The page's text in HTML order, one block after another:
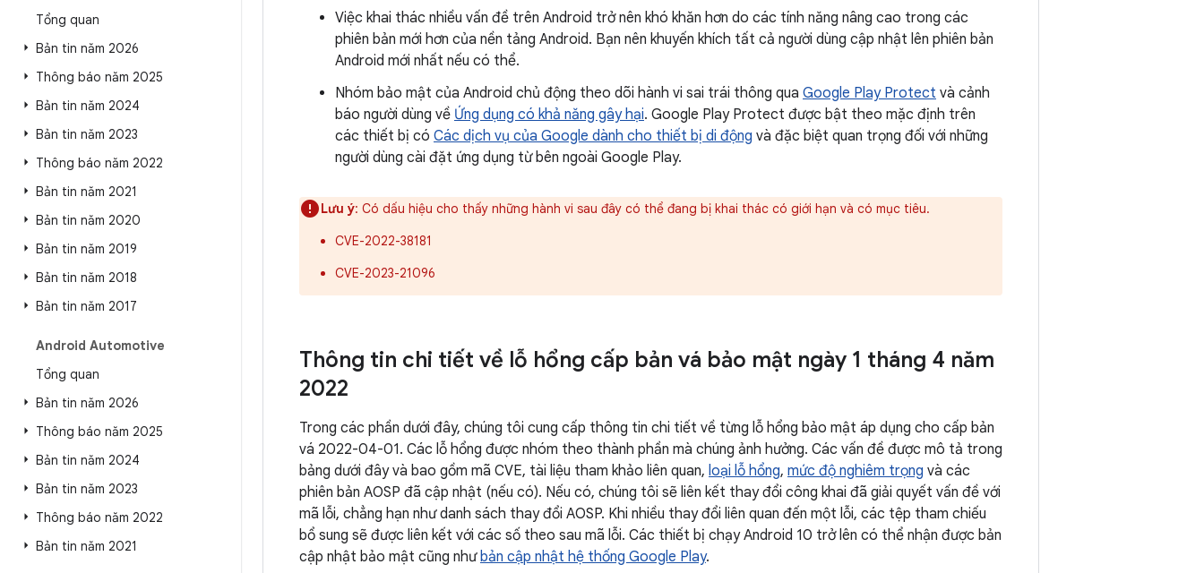
Tổng quan
Bản tin năm 2026
Thông báo năm 2025
Bản tin năm 2024
Bản tin năm 2023
Thông báo năm 2022
Bản tin năm 2021
Bản tin năm 2020
Bản tin năm 2019
Bản tin năm 2018
Bản tin năm 2017
Android Automotive
Tổng quan
Bản tin năm 2026
Thông báo năm 2025
Bản tin năm 2024
Bản tin năm 2023
Thông báo năm 2022
Bản tin năm 2021
Việc khai thác nhiều vấn đề trên Android trở nên khó khăn hơn do các tính năng nâng cao trong các
phiên bản mới hơn của nền tảng Android. Bạn nên khuyến khích tất cả người dùng cập nhật lên phiên bản
Android mới nhất nếu có thể.
Nhóm bảo mật của Android chủ động theo dõi hành vi sai trái thông qua Google Play Protect và cảnh
báo người dùng về Ứng dụng có khả năng gây hại. Google Play Protect được bật theo mặc định trên
các thiết bị có Các dịch vụ của Google dành cho thiết bị di động và đặc biệt quan trọng đối với những
người dùng cài đặt ứng dụng từ bên ngoài Google Play.
Lưu ý: Có dấu hiệu cho thấy những hành vi sau đây có thể đang bị khai thác có giới hạn và có mục tiêu.
CVE-2022-38181
CVE-2023-21096
Thông tin chi tiết về lỗ hổng cấp bản vá bảo mật ngày 1 tháng 4 năm
2022
Trong các phần dưới đây, chúng tôi cung cấp thông tin chi tiết về từng lỗ hổng bảo mật áp dụng cho cấp bản
vá 2022-04-01. Các lỗ hổng được nhóm theo thành phần mà chúng ảnh hưởng. Các vấn đề được mô tả trong
bảng dưới đây và bao gồm mã CVE, tài liệu tham khảo liên quan, loại lỗ hổng, mức độ nghiêm trọng và các
phiên bản AOSP đã cập nhật (nếu có). Nếu có, chúng tôi sẽ liên kết thay đổi công khai đã giải quyết vấn đề với
mã lỗi, chẳng hạn như danh sách thay đổi AOSP. Khi nhiều thay đổi liên quan đến một lỗi, các tệp tham chiếu
bổ sung sẽ được liên kết với các số theo sau mã lỗi. Các thiết bị chạy Android 10 trở lên có thể nhận được bản
cập nhật bảo mật cũng nhưbản cập nhật hệ thống Google Play.